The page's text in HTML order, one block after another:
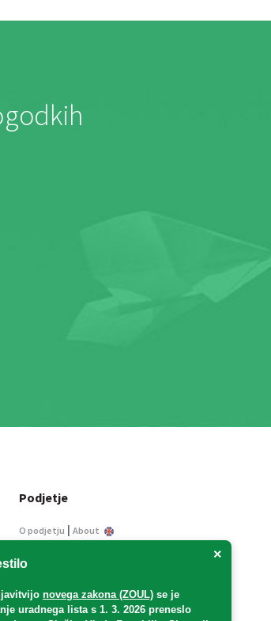
×
novega zakona (ZOUL) se je
uradnega lista s 1. 3. 2026 preneslo
Podjetje
O podjetju | About
Informacije javnega
Oglaševanje